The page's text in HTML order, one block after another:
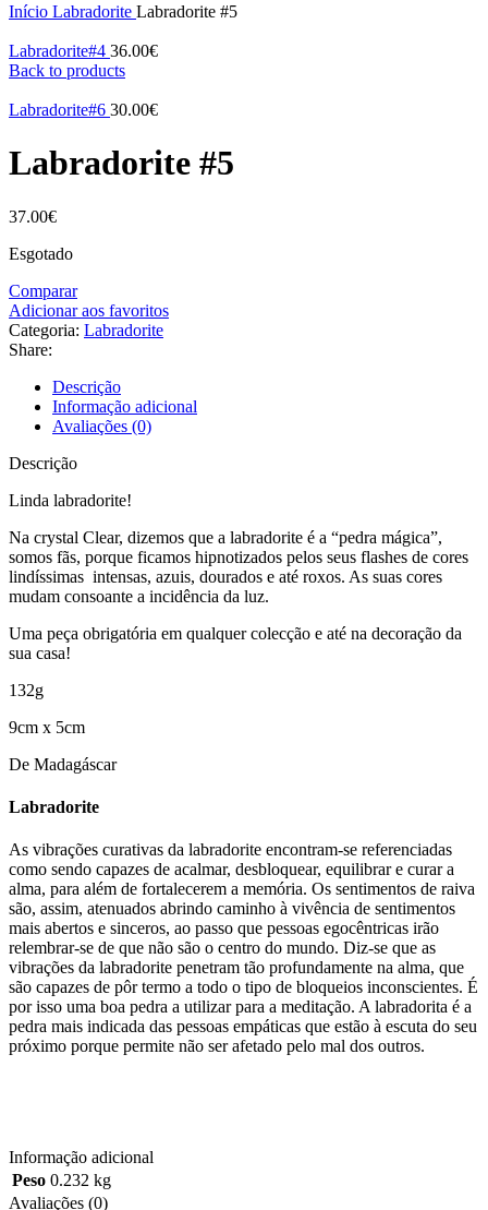
Início Labradorite Labradorite #5
Labradorite#4 36.00€
Back to products
Labradorite#6 30.00€
Labradorite #5
37.00€
Esgotado
Comparar
Adicionar aos favoritos
Categoria: Labradorite
Share:
Descrição
Informação adicional
Avaliações (0)
Descrição
Linda labradorite!
Na crystal Clear, dizemos que a labradorite é a “pedra mágica”,
somos fãs, porque ficamos hipnotizados pelos seus flashes de cores
lindíssimas intensas, azuis, dourados e até roxos. As suas cores
mudam consoante a incidência da luz.
Uma peça obrigatória em qualquer colecção e até na decoração da
sua casa!
132g
9cm x 5cm
De Madagáscar
Labradorite
As vibrações curativas da labradorite encontram-se referenciadas
como sendo capazes de acalmar, desbloquear, equilibrar e curar a
alma, para além de fortalecerem a memória. Os sentimentos de raiva
são, assim, atenuados abrindo caminho à vivência de sentimentos
mais abertos e sinceros, ao passo que pessoas egocêntricas irão
relembrar-se de que não são o centro do mundo. Diz-se que as
vibrações da labradorite penetram tão profundamente na alma, que
são capazes de pôr termo a todo o tipo de bloqueios inconscientes. É
por isso uma boa pedra a utilizar para a meditação. A labradorita é a
pedra mais indicada das pessoas empáticas que estão à escuta do seu
próximo porque permite não ser afetado pelo mal dos outros.
Informação adicional
Peso 0.232 kg
Avaliações (0)